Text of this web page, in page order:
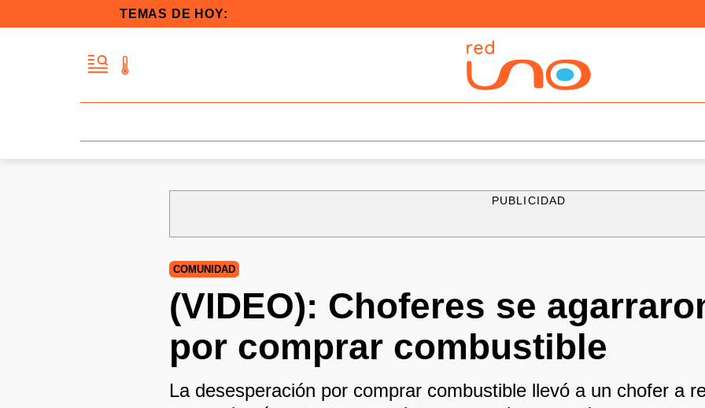
TEMAS DE HOY:
PUBLICIDAD
COMUNIDAD
(VIDEO): Choferes se
por comprar combustible
La desesperación por comprar combustible llevó a un chofer a